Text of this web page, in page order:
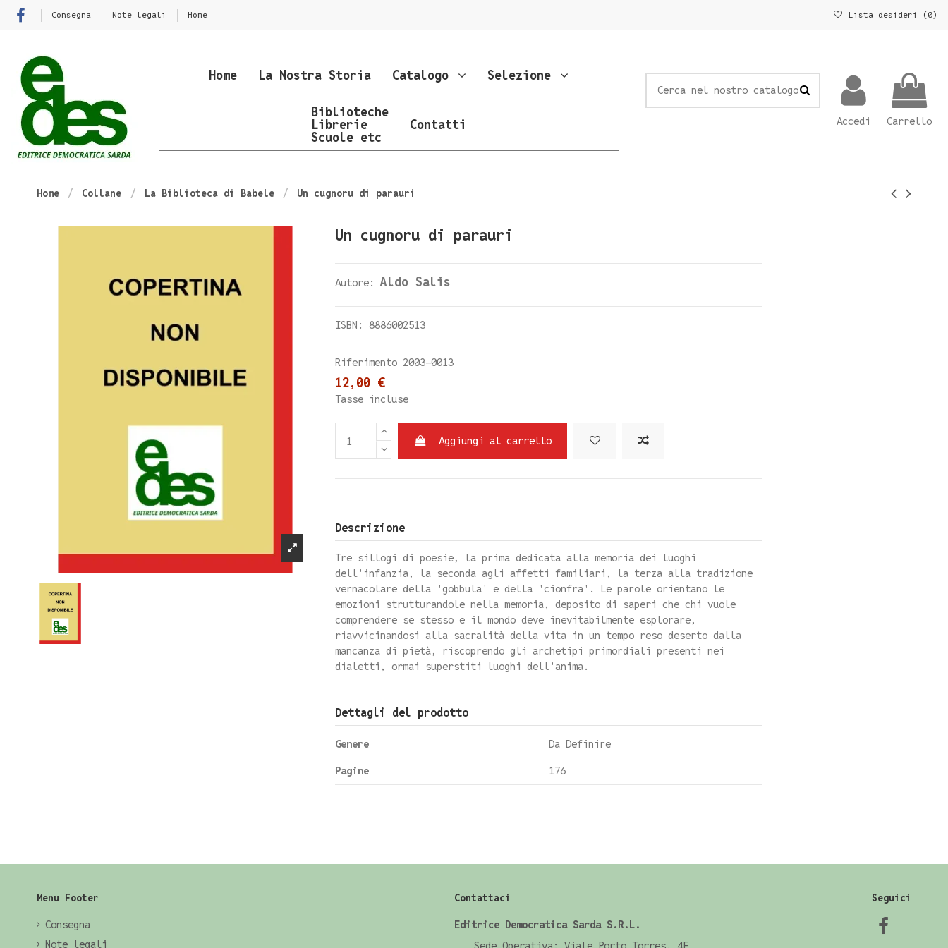
Consegna Note legali Home Lista desideri (0)
Home La Nostra Storia Catalogo Selezione
Biblioteche
Librerie
Scuole etc
Contatti Accedi Carrello
Home Collane La Biblioteca di Babele Un cugnoru di parauri
Un cugnoru di parauri
Autore: Aldo Salis
ISBN: 8886002513
Riferimento 2003-0013
12,00 €
Tasse incluse
Aggiungi al carrello
Descrizione
Tre sillogi di poesie, la prima dedicata alla memoria dei luoghi
dell'infanzia, la seconda agli affetti familiari, la terza alla tradizione
vernacolare della 'gobbula' e della 'cionfra'. Le parole orientano le
emozioni strutturandole nella memoria, deposito di saperi che chi vuole
comprendere se stesso e il mondo deve inevitabilmente esplorare,
riavvicinandosi alla sacralità della vita in un tempo reso deserto dalla
mancanza di pietà, riscoprendo gli archetipi primordiali presenti nei
dialetti, ormai superstiti luoghi dell'anima.
Dettagli del prodotto
Genere
Da Definire
Pagine
176
Menu Footer
Consegna
Note legali
Contattaci
Editrice Democratica Sarda S.R.L.
Seguici